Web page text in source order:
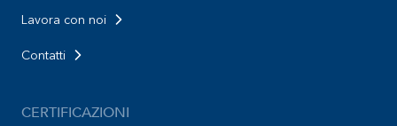
Lavora con noi
Contatti
CERTIFICAZIONI